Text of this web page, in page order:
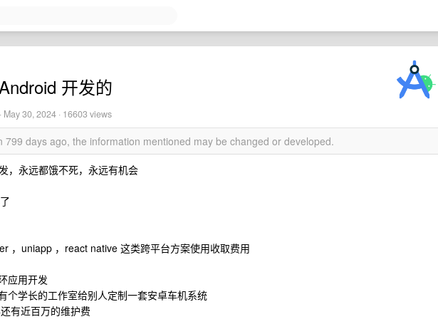
开发的
· May 30, 2024 · 16603 views
799 days ago, the information mentioned may be changed or developed.
，永远都饿不死，永远有机会
，uniapp ，react native 这类跨平台方案使用收取费用
应用开发
个学长的工作室给别人定制一套安卓车机系统
有近百万的维护费